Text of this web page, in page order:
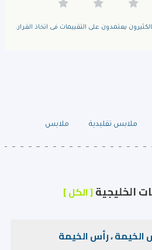
يعتمدون على التقييمات فى اتخاذ القرار.
ملابس تقليدية ملابس
الخليجية[ الكل ]
، رأس الخيمة